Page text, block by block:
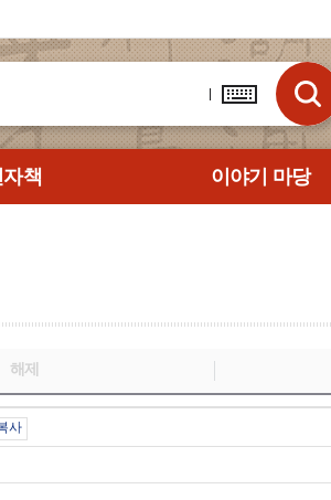
자책 이야기 마당
해제
사